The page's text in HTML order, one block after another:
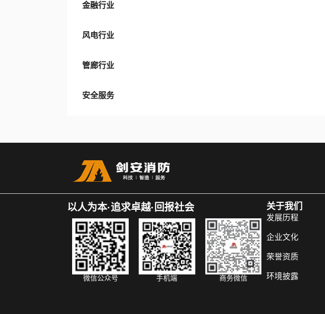
金融行业
风电行业
管廊行业
安全服务
以人为本·追求卓越·回报社会
微信公众号 手机端 商务微信
关于我们
发展历程
企业文化
荣誉资质
环境披露